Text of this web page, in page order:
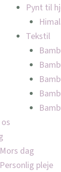
Pynt til
Tekstil
Mors dag
Personlig pleje